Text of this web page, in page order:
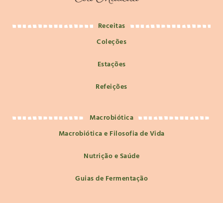
Receitas
Coleções
Estações
Refeições
Macrobiótica
Macrobiótica e Filosofia de Vida
Nutrição e Saúde
Guias de Fermentação